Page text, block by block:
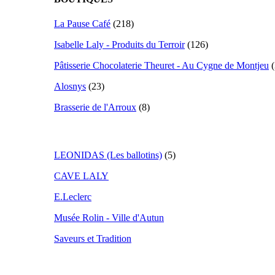
La Pause Café (218)
Isabelle Laly - Produits du Terroir(126)
Pâtisserie Chocolaterie Theuret - Au Cygne de Montjeu
Alosnys (23)
Brasserie de l'Arroux (8)
LEONIDAS (Les ballotins) (5)
CAVE LALY
E.Leclerc
Musée Rolin - Ville d'Autun
Saveurs et Tradition